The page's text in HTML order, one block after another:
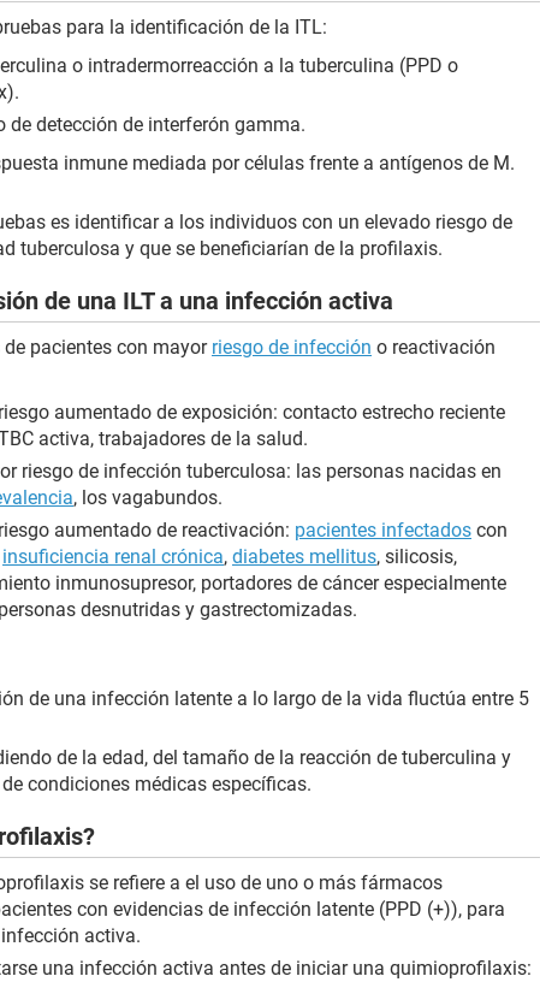
para la identificación de la ITL:
o intradermorreacción a la tuberculina (PPD o
de detección de interferón gamma.
inmune mediada por células frente a antígenos de M.
es identificar a los individuos con un elevado riesgo de
tuberculosa y que se beneficiarían de la profilaxis.
de una ILT a una infección activa
pacientes con mayor riesgo de infección o reactivación
aumentado de exposición: contacto estrecho reciente
activa, trabajadores de la salud.
riesgo de infección tuberculosa: las personas nacidas en
, los vagabundos.
aumentado de reactivación: pacientes infectados con
insuficiencia renal crónica, diabetes mellitus, silicosis,
inmunosupresor, portadores de cáncer especialmente
desnutridas y gastrectomizadas.
de una infección latente a lo largo de la vida fluctúa entre 5
de la edad, del tamaño de la reacción de tuberculina y
condiciones médicas específicas.
se refiere a el uso de uno o más fármacos
con evidencias de infección latente (PPD (+)), para
activa.
una infección activa antes de iniciar una quimioprofilaxis: